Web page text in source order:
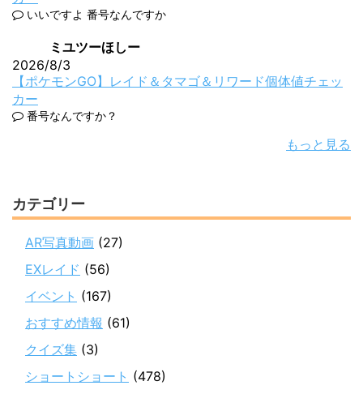
いいですよ 番号なんですか
ミユツーほしー
2026/8/3
【ポケモンGO】レイド＆タマゴ＆リワード個体値チェッ
カー
番号なんですか？
もっと見る
カテゴリー
AR写真動画 (27)
EXレイド (56)
イベント (167)
おすすめ情報 (61)
クイズ集 (3)
ショートショート (478)